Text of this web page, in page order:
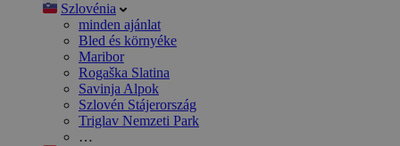
Szlovénia
minden ajánlat
Bled és környéke
Maribor
Rogaška Slatina
Savinja Alpok
Szlovén Stájerország
Triglav Nemzeti Park
…